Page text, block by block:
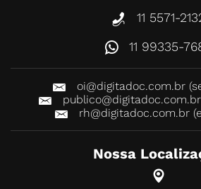
11 5571-
11 99335-
oi@digitadoc.com.br
rh@digitadoc.com.br
Nossa